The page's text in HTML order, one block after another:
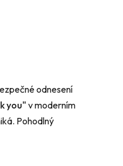
odnesení
you" v moderním
Pohodlný